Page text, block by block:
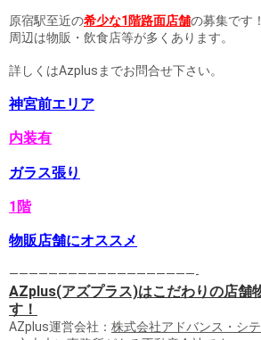
原宿駅至近の希少な1階路面店舗の募集です！
周辺は物販・飲食店等が多くあります。
詳しくはAzplusまでお問合せ下さい。
神宮前エリア
内装有
ガラス張り
1階
物販店舗にオススメ
———————————————————-
AZplus(アズプラス)はこだわりの店舗
す！
AZplus運営会社： 株式会社アドバンス・シ